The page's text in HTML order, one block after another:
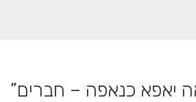
יאפא כנאפה – חברים”